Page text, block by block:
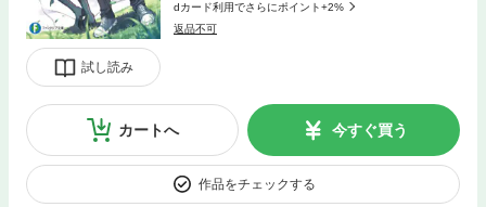
試し読み
dカード利用でさらにポイント+2%
返品不可
カートへ 今すぐ買う
作品をチェックする